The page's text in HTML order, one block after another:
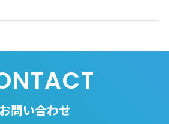
お問い合わせ